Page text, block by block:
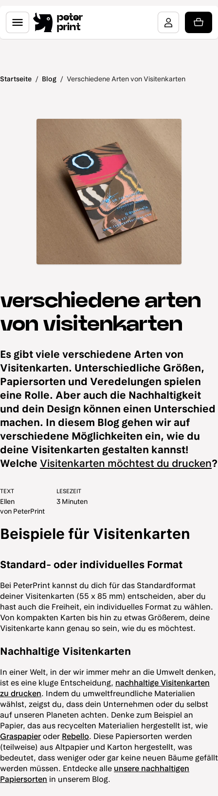
peter
print
Startseite / Blog / Verschiedene Arten von Visitenkarten
verschiedene arten
von visitenkarten
Es gibt viele verschiedene Arten von
Visitenkarten. Unterschiedliche Größen,
Papiersorten und Veredelungen spielen
eine Rolle. Aber auch die Nachhaltigkeit
und dein Design können einen Unterschied
machen. In diesem Blog gehen wir auf
verschiedene Möglichkeiten ein, wie du
deine Visitenkarten gestalten kannst!
Welche Visitenkarten möchtest du drucken?
TEXT
Ellen
von PeterPrint
LESEZEIT
3 Minuten
Beispiele für Visitenkarten
Standard- oder individuelles Format
Bei PeterPrint kannst du dich für das Standardformat
deiner Visitenkarten (55 x 85 mm) entscheiden, aber du
hast auch die Freiheit, ein individuelles Format zu wählen.
Von kompakten Karten bis hin zu etwas Größerem, deine
Visitenkarte kann genau so sein, wie du es möchtest.
Nachhaltige Visitenkarten
In einer Welt, in der wir immer mehr an die Umwelt denken,
ist es eine kluge Entscheidung, nachhaltige Visitenkarten
zu drucken. Indem du umweltfreundliche Materialien
wählst, zeigst du, dass dein Unternehmen oder du selbst
auf unseren Planeten achten. Denke zum Beispiel an
Papier, das aus recycelten Materialien hergestellt ist, wie
Graspapier oder Rebello. Diese Papiersorten werden
(teilweise) aus Altpapier und Karton hergestellt, was
bedeutet, dass weniger oder gar keine neuen Bäume gefällt
werden müssen. Entdecke alle unsere nachhaltigen
Papiersorten in unserem Blog.